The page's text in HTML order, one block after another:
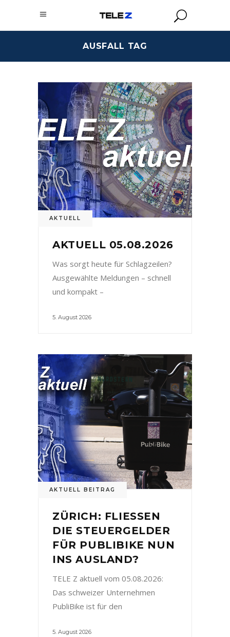
AUSFALL TAG
AKTUELL
AKTUELL 05.08.2026
Was sorgt heute für Schlagzeilen?
Ausgewählte Meldungen – schnell
und kompakt –
5. August 2026
AKTUELL BEITRAG
ZÜRICH: FLIESSEN
DIE STEUERGELDER
FÜR PUBLIBIKE NUN
INS AUSLAND?
TELE Z aktuell vom 05.08.2026:
Das schweizer Unternehmen
PubliBike ist für den
5. August 2026